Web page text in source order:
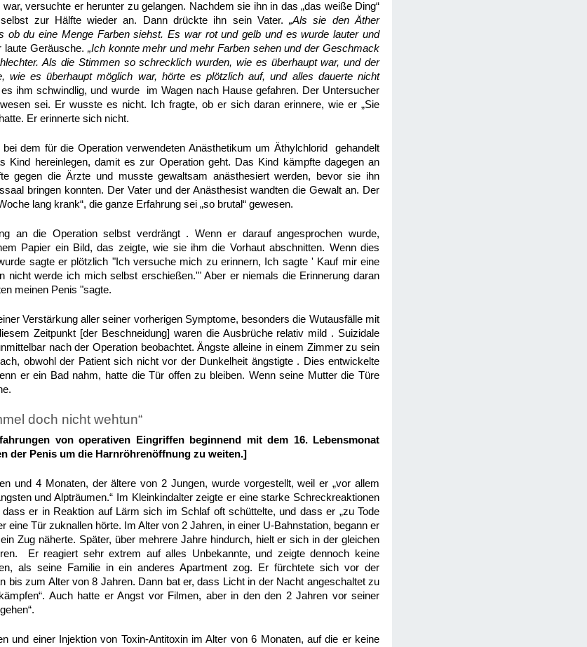
versuchte er herunter zu gelangen. Nachdem sie ihn in das „das weiße Ding“
zur Hälfte wieder an. Dann drückte ihn sein Vater.„Als sie den Äther
ob du eine Menge Farben siehst. Es war rot und gelb und es wurde lauter und
Geräusche. „Ich konnte mehr und mehr Farben sehen und der Geschmack
Als die Stimmen so schrecklich wurden, wie es überhaupt war, und der
wie es überhaupt möglich war, hörte es plötzlich auf, und alles dauerte nicht
ihm schwindlig, und wurde im Wagen nach Hause gefahren. Der Untersucher
sei. Er wusste es nicht. Ich fragte, ob er sich daran erinnere, wie er „Sie
Er erinnerte sich nicht.
dem für die Operation verwendeten Anästhetikum um Äthylchlorid gehandelt
Kind hereinlegen, damit es zur Operation geht. Das Kind kämpfte dagegen an
gegen die Ärzte und musste gewaltsam anästhesiert werden, bevor sie ihn
bringen konnten. Der Vater und der Anästhesist wandten die Gewalt an. Der
lang krank“, die ganze Erfahrung sei „so brutal“ gewesen.
an die Operation selbst verdrängt . Wenn er darauf angesprochen wurde,
Papier ein Bild, das zeigte, wie sie ihm die Vorhaut abschnitten. Wenn dies
sagte er plötzlich "Ich versuche mich zu erinnern, Ich sagte ' Kauf mir eine
nicht werde ich mich selbst erschießen.'" Aber er niemals die Erinnerung daran
meinen Penis "sagte.
Verstärkung aller seiner vorherigen Symptome, besonders die Wutausfälle mit
Zeitpunkt [der Beschneidung] waren die Ausbrüche relativ mild . Suizidale
nach der Operation beobachtet. Ängste alleine in einem Zimmer zu sein
obwohl der Patient sich nicht vor der Dunkelheit ängstigte . Dies entwickelte
er ein Bad nahm, hatte die Tür offen zu bleiben. Wenn seine Mutter die Türe
doch nicht wehtun“
von operativen Eingriffen beginnend mit dem 16. Lebensmonat
der Penis um die Harnröhrenöffnung zu weiten.]
und 4 Monaten, der ältere von 2 Jungen, wurde vorgestellt, weil er „vor allem
und Alpträumen.“ Im Kleinkindalter zeigte er eine starke Schreckreaktionen
er in Reaktion auf Lärm sich im Schlaf oft schüttelte, und dass er „zu Tode
eine Tür zuknallen hörte. Im Alter von 2 Jahren, in einer U-Bahnstation, begann er
Zug näherte. Später, über mehrere Jahre hindurch, hielt er sich in der gleichen
Er reagiert sehr extrem auf alles Unbekannte, und zeigte dennoch keine
als seine Familie in ein anderes Apartment zog. Er fürchtete sich vor der
bis zum Alter von 8 Jahren. Dann bat er, dass Licht in der Nacht angeschaltet zu
Auch hatte er Angst vor Filmen, aber in den den 2 Jahren vor seiner
und einer Injektion von Toxin-Antitoxin im Alter von 6 Monaten, auf die er keine